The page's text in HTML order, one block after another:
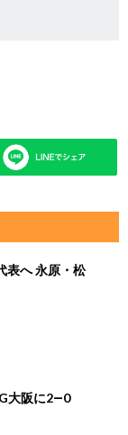
表へ 永原・松
大阪に2―0